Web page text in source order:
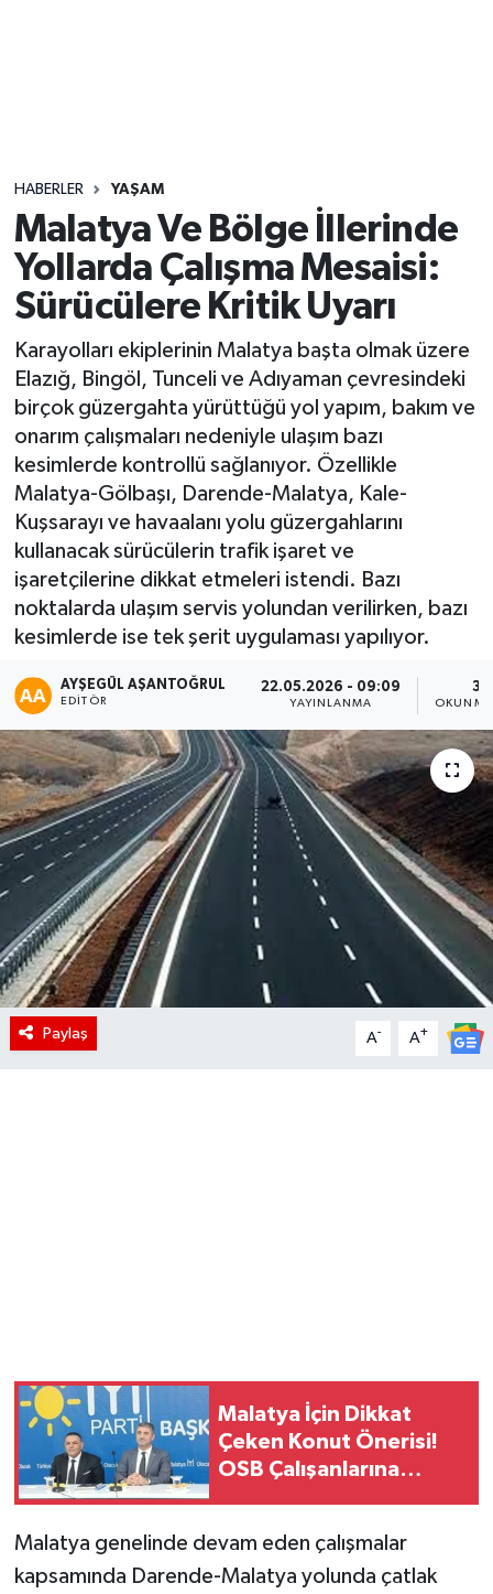
HABERLER YAŞAM
Malatya Ve Bölge İllerinde
Yollarda Çalışma Mesaisi:
Sürücülere Kritik Uyarı
Karayolları ekiplerinin Malatya başta olmak üzere
Elazığ, Bingöl, Tunceli ve Adıyaman çevresindeki
birçok güzergahta yürüttüğü yol yapım, bakım ve
onarım çalışmaları nedeniyle ulaşım bazı
kesimlerde kontrollü sağlanıyor. Özellikle
Malatya-Gölbaşı, Darende-Malatya, Kale-
Kuşsarayı ve havaalanı yolu güzergahlarını
kullanacak sürücülerin trafik işaret ve
işaretçilerine dikkat etmeleri istendi. Bazı
noktalarda ulaşım servis yolundan verilirken, bazı
kesimlerde ise tek şerit uygulaması yapılıyor.
AYŞEGÜL AŞANTOĞRUL
EDITÖR
22.05.2026 - 09:09
YAYINLANMA
3
Paylaş A- A+
Malatya İçin Dikkat
Çeken Konut Önerisi!
OSB Çalışanlarına
Malatya genelinde devam eden çalışmalar
kapsamında Darende-Malatya yolunda çatlak
Yaşam